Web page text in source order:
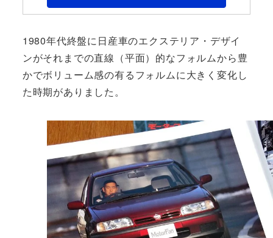
1980年代終盤に日産車のエクステリア・デザイ
ンがそれまでの直線（平面）的なフォルムから豊
かでボリューム感の有るフォルムに大きく変化し
た時期がありました。